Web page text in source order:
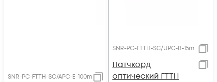
SNR-PC-FTTH-SC/APC-E-100m
SNR-PC-FTTH-SC/UPC-B-15m
Патчкорд
оптический FTTH